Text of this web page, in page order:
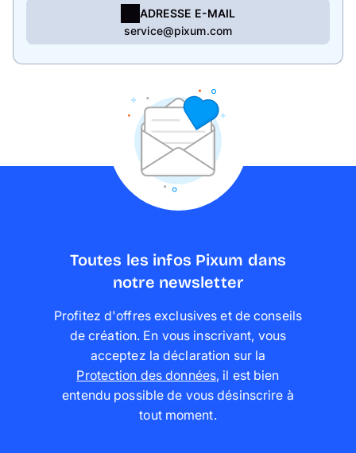
ADRESSE E-MAIL
service@pixum.com
Toutes les infos Pixum dans
notre newsletter
Profitez d'offres exclusives et de conseils
de création. En vous inscrivant, vous
acceptez la déclaration sur la
Protection des données, il est bien
entendu possible de vous désinscrire à
tout moment.